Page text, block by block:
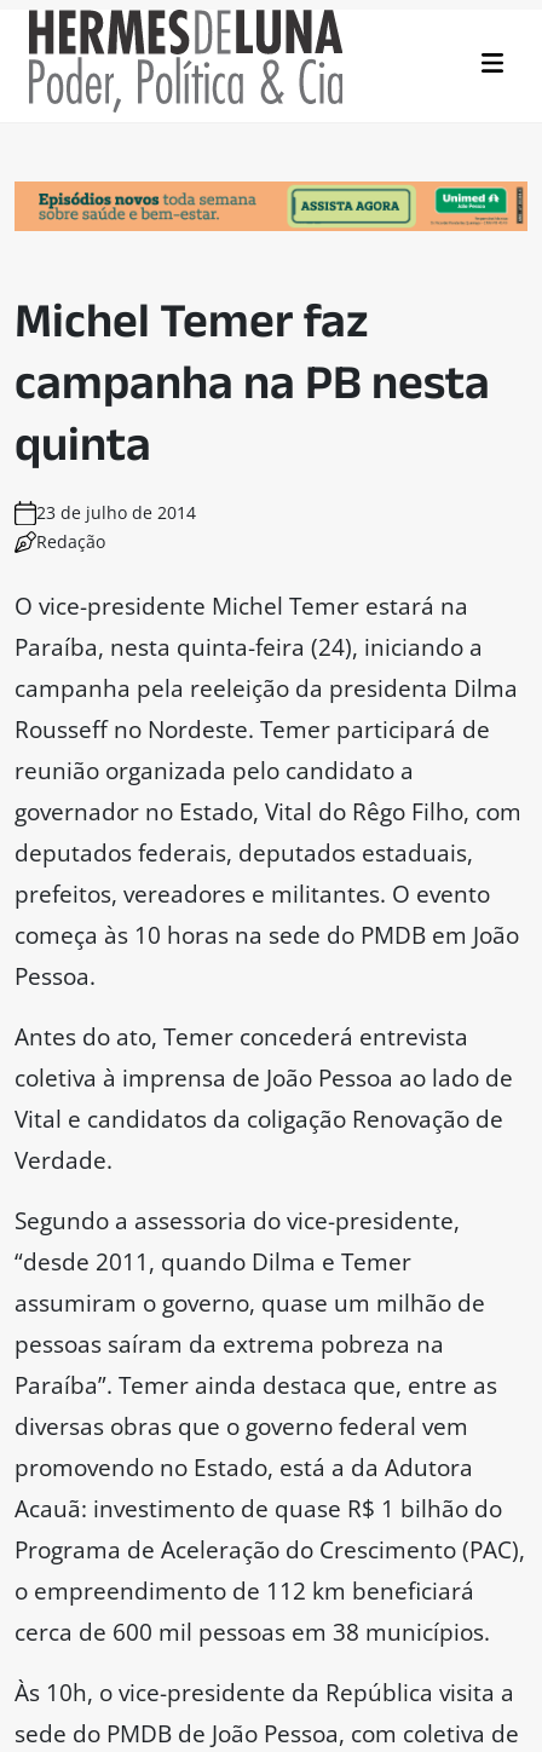
Michel Temer faz
campanha na PB nesta
quinta
23 de julho de 2014
Redação
O vice-presidente Michel Temer estará na
Paraíba, nesta quinta-feira (24), iniciando a
campanha pela reeleição da presidenta Dilma
Rousseff no Nordeste. Temer participará de
reunião organizada pelo candidato a
governador no Estado, Vital do Rêgo Filho, com
deputados federais, deputados estaduais,
prefeitos, vereadores e militantes. O evento
começa às 10 horas na sede do PMDB em João
Pessoa.
Antes do ato, Temer concederá entrevista
coletiva à imprensa de João Pessoa ao lado de
Vital e candidatos da coligação Renovação de
Verdade.
Segundo a assessoria do vice-presidente,
“desde 2011, quando Dilma e Temer
assumiram o governo, quase um milhão de
pessoas saíram da extrema pobreza na
Paraíba”. Temer ainda destaca que, entre as
diversas obras que o governo federal vem
promovendo no Estado, está a da Adutora
Acauã: investimento de quase R$ 1 bilhão do
Programa de Aceleração do Crescimento (PAC),
o empreendimento de 112 km beneficiará
cerca de 600 mil pessoas em 38 municípios.
Às 10h, o vice-presidente da República visita a
sede do PMDB de João Pessoa, com coletiva de